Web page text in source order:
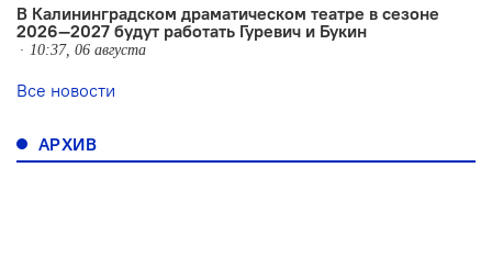
В Калининградском драматическом театре в сезоне
2026—2027 будут работать Гуревич и Букин
10:37, 06 августа
Все новости
АРХИВ